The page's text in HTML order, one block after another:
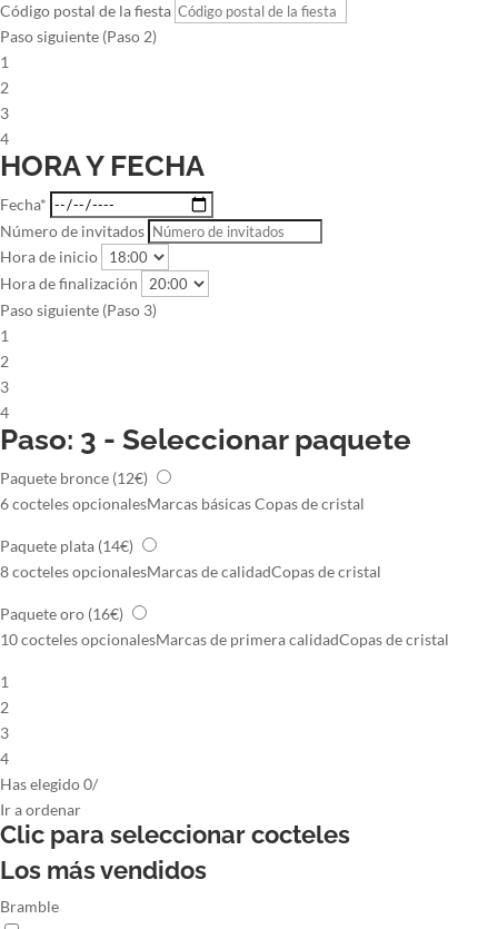
Código postal de la fiesta
Paso siguiente (Paso 2)
1
2
3
4
HORA Y FECHA
Fecha*
Número de invitados
Hora de inicio
Hora de finalización
Paso siguiente (Paso 3)
1
2
3
4
Paso: 3 - Seleccionar paquete
Paquete bronce (12€)
6 cocteles opcionalesMarcas básicasCopas de cristal
Paquete plata (14€)
8 cocteles opcionalesMarcas de calidadCopas de cristal
Paquete oro (16€)
10 cocteles opcionalesMarcas de primera calidadCopas de cristal
1
2
3
4
Has elegido0/
Ira ordenar
Clic para seleccionarcocteles
Los más vendidos
Bramble